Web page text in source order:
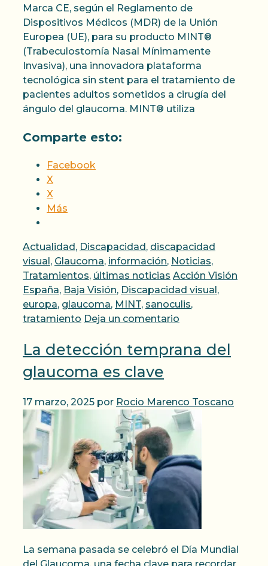
Marca CE, según el Reglamento de
Dispositivos Médicos (MDR) de la Unión
Europea (UE), para su producto MINT®
(Trabeculostomía Nasal Mínimamente
Invasiva), una innovadora plataforma
tecnológica sin stent para el tratamiento de
pacientes adultos sometidos a cirugía del
ángulo del glaucoma. MINT® utiliza
Comparte esto:
Facebook
X
X
Más
Categorías
Actualidad, Discapacidad, discapacidad
visual, Glaucoma, información, Noticias,
Tratamientos, últimas noticias Etiquetas
Acción Visión
España, Baja Visión, Discapacidad visual,
europa, glaucoma, MINT, sanoculis,
tratamiento Deja un comentario
La detección temprana del
glaucoma es clave
17 marzo, 2025 por Rocio Marenco Toscano
La semana pasada se celebró el Día Mundial